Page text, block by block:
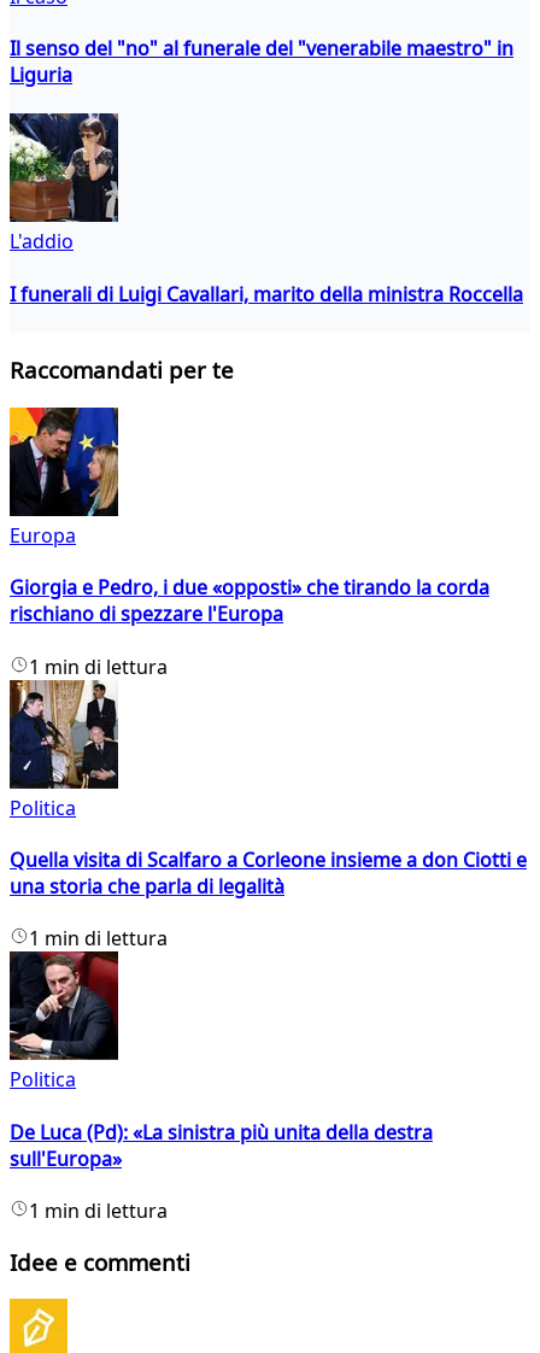
Il senso del "no" al funerale del "venerabile maestro" in
Liguria
L'addio
I funerali di Luigi Cavallari, marito della ministra Roccella
Raccomandati per te
Europa
Giorgia e Pedro, i due «opposti» che tirando la corda
rischiano di spezzare l'Europa
1 min di lettura
Politica
Quella visita di Scalfaro a Corleone insieme a don Ciotti e
una storia che parla di legalità
1 min di lettura
Politica
De Luca (Pd): «La sinistra più unita della destra
sull'Europa»
1 min di lettura
Idee e commenti